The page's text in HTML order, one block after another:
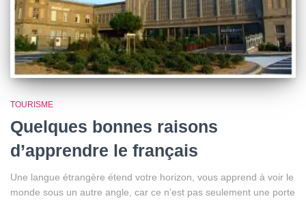
TOURISME
Quelques bonnes raisons
d’apprendre le français
Une langue étrangère étend votre horizon, vous apprend à voir le
monde sous un autre angle, car ce n’est pas seulement une porte